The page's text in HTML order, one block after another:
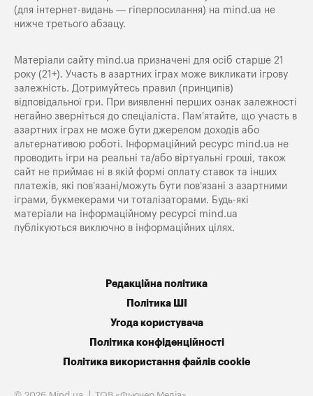
(для інтернет-видань — гіперпосилання) на mind.ua не
нижче третього абзацу.
Матеріали сайту mind.ua призначені для осіб старше 21
року (21+). Участь в азартних іграх може викликати ігрову
залежність. Дотримуйтесь правил (принципів)
відповідальної гри. При виявленні перших ознак залежності
негайно зверніться до спеціаліста. Пам'ятайте, що участь в
азартних іграх не може бути джерелом доходів або
альтернативою роботі. Інформаційний ресурс mind.ua не
проводить ігри на реальні та/або віртуальні гроші, також
сайт не приймає ні в якій формі оплату ставок та інших
платежів, які пов’язані/можуть бути пов’язані з азартними
іграми, букмекерами чи тоталізаторами. Будь-які
матеріали на інформаційному ресурсі mind.ua
публікуються виключно в інформаційних цілях.
Редакційна політика
Політика ШІ
Угода користувача
Політика конфіденційності
Політика використання файлів cookie